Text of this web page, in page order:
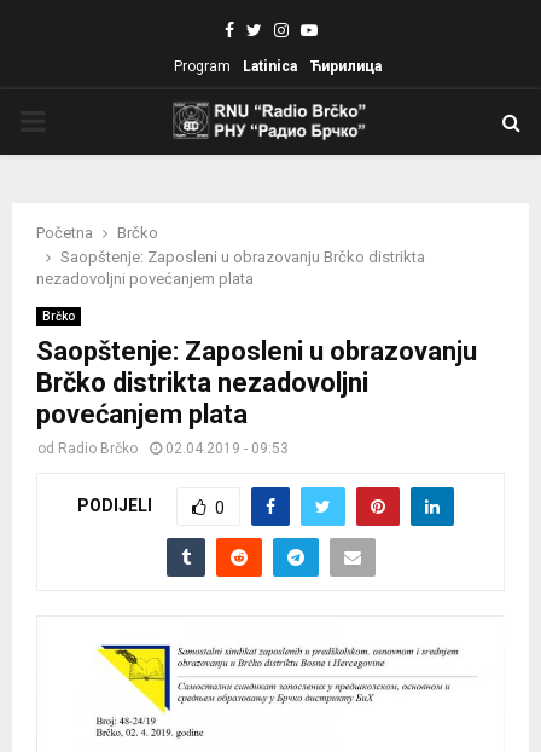
Facebook
TwitterInstagram
Youtube
Program Latinica Ћирилица
Početna
Brčko
Saopštenje: Zaposleni u obrazovanju Brčko distrikta
nezadovoljni povećanjem plata
Brčko
Saopštenje: Zaposleni u obrazovanju
Brčko distrikta nezadovoljni
povećanjem plata
od Radio Brčko 02.04.2019 - 09:53
PODIJELI 0